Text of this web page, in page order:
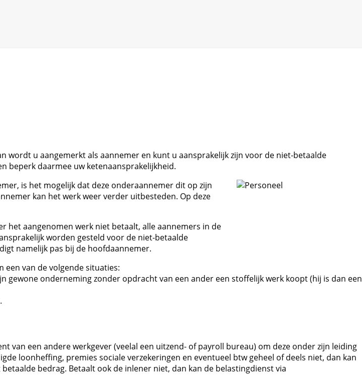
wordt u aangemerkt als aannemer en kunt u aansprakelijk zijn voor de niet-betaalde
beperk daarmee uw ketenaansprakelijkheid.
is het mogelijk dat deze onderaannemer dit op zijn
kan het werk weer verder uitbesteden. Op deze
het aangenomen werk niet betaalt, alle aannemers in de
worden gesteld voor de niet-betaalde
namelijk pas bij de hoofdaannemer.
een van de volgende situaties:
onderneming zonder opdracht van een ander een stoffelijk werk koopt (hij is dan een
van een andere werkgever (veelal een uitzend- of payroll bureau) om deze onder zijn leiding
loonheffing, premies sociale verzekeringen en eventueel btw geheel of deels niet, dan kan
bedrag. Betaalt ook de inlener niet, dan kan de belastingdienst via